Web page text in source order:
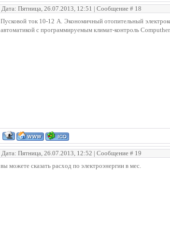
Дата: Пятница, 26.07.2013, 12:51 | Сообщение # 18
Пусковой ток 10-12 А. Экономичный отопительный
автоматикой с программируемым климат-контроль
Дата: Пятница, 26.07.2013, 12:52 | Сообщение # 19
вы можете сказать расход по электроэнергии в мес.